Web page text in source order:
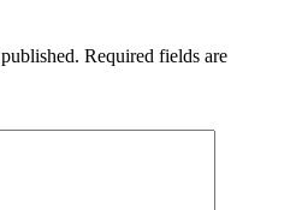
Required fields are